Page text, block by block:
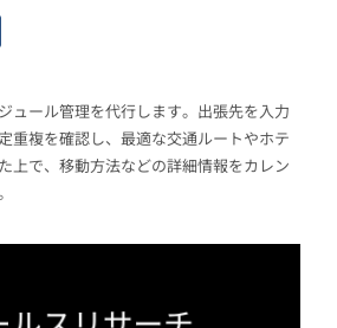
ュール管理を代行します。出張先を入力
重複を確認し、最適な交通ルートやホテ
上で、移動方法などの詳細情報をカレン